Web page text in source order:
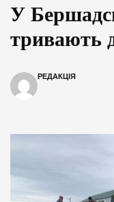
У
тривають
РЕДАКЦІЯ